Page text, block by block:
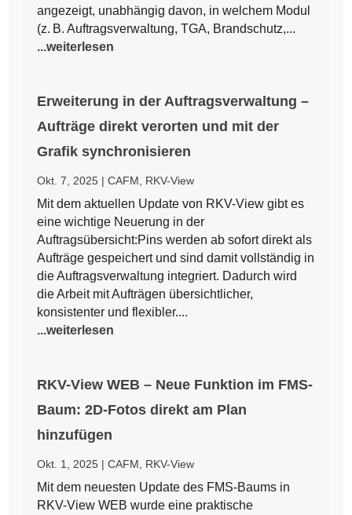
angezeigt, unabhängig davon, in welchem Modul
(z. B. Auftragsverwaltung, TGA, Brandschutz,...
...weiterlesen
Erweiterung in der Auftragsverwaltung –
Aufträge direkt verorten und mit der
Grafik synchronisieren
Okt. 7, 2025 |CAFM RKV-View
Mit dem aktuellen Update von RKV-View gibt es
eine wichtige Neuerung in der
Auftragsübersicht:Pins werden ab sofort direkt als
Aufträge gespeichert und sind damit vollständig in
die Auftragsverwaltung integriert. Dadurch wird
die Arbeit mit Aufträgen übersichtlicher,
konsistenter und flexibler....
...weiterlesen
RKV-View WEB – Neue Funktion im FMS-
Baum: 2D-Fotos direkt am Plan
hinzufügen
Okt. 1, 2025 |CAFM RKV-View
Mit dem neuesten Update des FMS-Baums in
RKV-View WEB wurde eine praktische